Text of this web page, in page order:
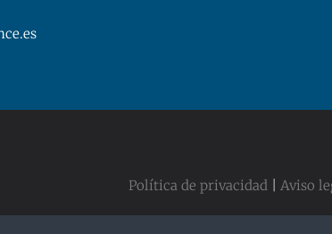
Política de privacidad |Aviso